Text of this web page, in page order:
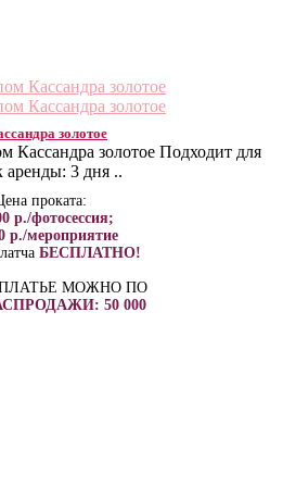
золотое
Кассандра золотое Подходит для
аренды: 3 дня ..
проката:
р./фотосессия;
р./мероприятие
БЕСПЛАТНО!
МОЖНО ПО
50 000